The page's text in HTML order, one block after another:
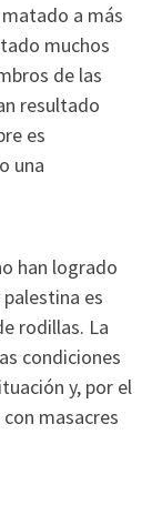
a más
muchos
de las
resultado
es
una
han logrado
es
rodillas. La
condiciones
y, por el
masacres